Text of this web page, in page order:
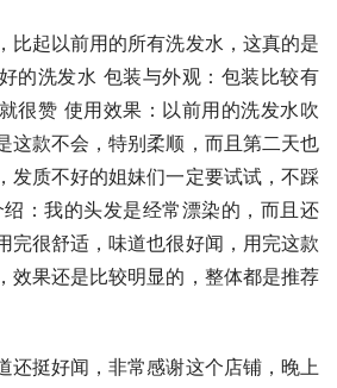
比起以前用的所有洗发水，这真的是
的洗发水 包装与外观：包装比较有
很赞 使用效果：以前用的洗发水吹
这款不会，特别柔顺，而且第二天也
发质不好的姐妹们一定要试试，不踩
：我的头发是经常漂染的，而且还
完很舒适，味道也很好闻，用完这款
效果还是比较明显的，整体都是推荐
还挺好闻，非常感谢这个店铺，晚上